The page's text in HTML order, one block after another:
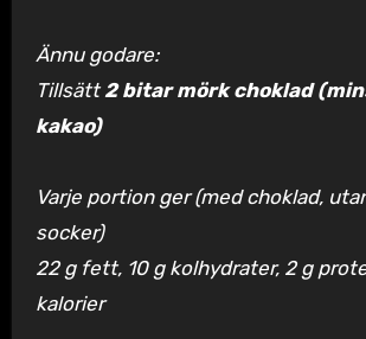
Ännu godare:
Tillsätt2 bitar mörk choklad
kakao)
Varje portion ger (med choklad,
socker)
22 g fett, 10 g kolhydrater, 2 g
kalorier